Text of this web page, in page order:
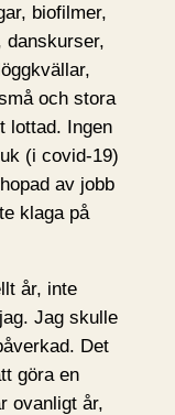
biofilmer,
danskurser,
och stora
lottad. Ingen
(i covid-19)
av jobb
klaga på
år, inte
Jag skulle
Det
göra en
ovanligt år,